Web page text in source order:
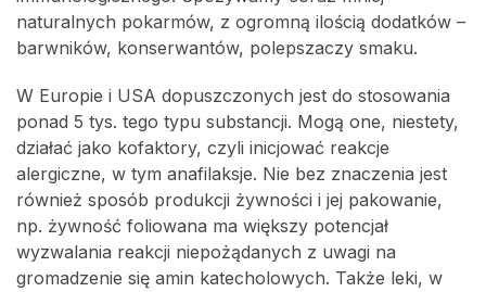
naturalnych pokarmów, z ogromną ilością dodatków –
barwników, konserwantów, polepszaczy smaku.
W Europie i USA dopuszczonych jest do stosowania
ponad 5 tys. tego typu substancji. Mogą one, niestety,
działać jako kofaktory, czyli inicjować reakcje
alergiczne, w tym anafilaksje. Nie bez znaczenia jest
również sposób produkcji żywności i jej pakowanie,
np. żywność foliowana ma większy potencjał
wyzwalania reakcji niepożądanych z uwagi na
gromadzenie się amin katecholowych. Także leki, w